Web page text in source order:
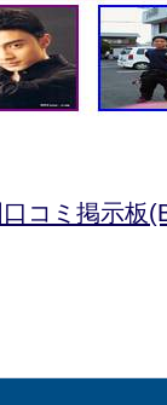
コミ掲示板